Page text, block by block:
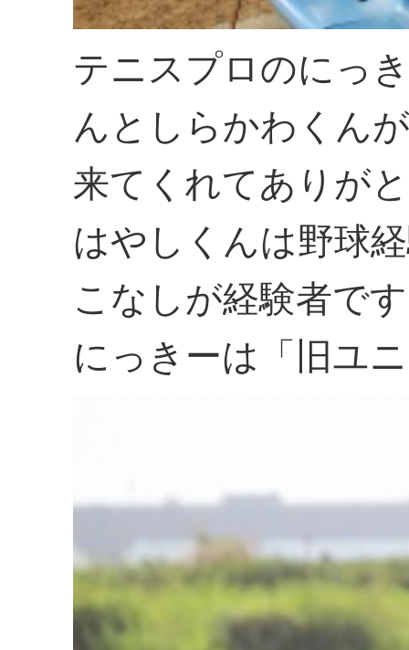
テニスプロのにっ
んとしらかわくん
来てくれてありが
はやしくんは野球
こなしが経験者で
にっきーは「旧ユ